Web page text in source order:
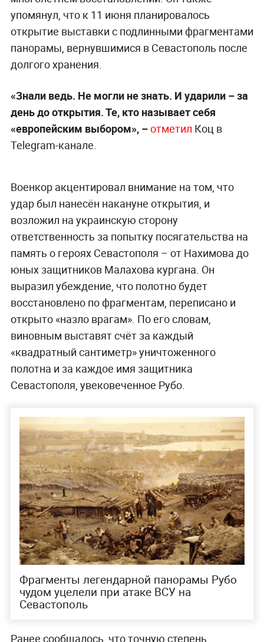
упомянул, что к 11 июня планировалось
открытие выставки с подлинными фрагментами
панорамы, вернувшимися в Севастополь после
долгого хранения.
«Знали ведь. Не могли не знать. И ударили – за
день до открытия. Те, кто называет себя
«европейским выбором», –отметил Коц в
Telegram-канале.
Военкор акцентировал внимание на том, что
удар был нанесён накануне открытия, и
возложил на украинскую сторону
ответственность за попытку посягательства на
память о героях Севастополя – от Нахимова до
юных защитников Малахова кургана. Он
выразил убеждение, что полотно будет
восстановлено по фрагментам, переписано и
открыто «назло врагам». По его словам,
виновным выставят счёт за каждый
«квадратный сантиметр» уничтоженного
полотна и за каждое имя защитника
Севастополя, увековеченное Рубо.
Фрагменты легендарной панорамы Рубо
чудом уцелели при атаке ВСУ на
Севастополь
Ранее сообщалось, что точную степень